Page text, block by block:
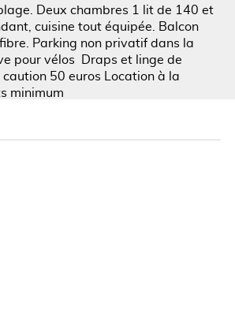
Deux chambres 1 lit de 140 et
cuisine tout équipée. Balcon
Parking non privatif dans la
pour vélos Draps et linge de
50 euros Location à la
minimum